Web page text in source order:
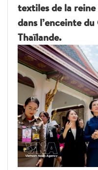
textiles de la
dans l’enceinte
Thaïlande.